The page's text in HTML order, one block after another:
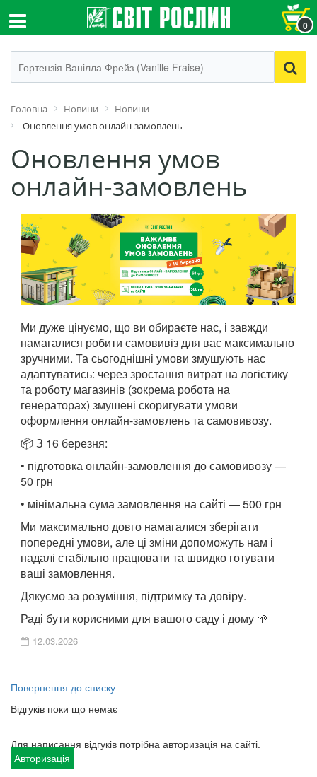
0
Головна Новини
Новини
Оновлення умов онлайн-замовлень
Оновлення умов
онлайн-замовлень
Ми дуже цінуємо, що ви обираєте нас, і завжди
намагалися робити самовивіз для вас максимально
зручними. Та сьогоднішні умови змушують нас
адаптуватись: через зростання витрат на логістику
та роботу магазинів (зокрема робота на
генераторах) змушені скоригувати умови
оформлення онлайн-замовлень та самовивозу.
📦 З 16 березня:
• підготовка онлайн-замовлення до самовивозу —
50 грн
• мінімальна сума замовлення на сайті — 500 грн
Ми максимально довго намагалися зберігати
попередні умови, але ці зміни допоможуть нам і
надалі стабільно працювати та швидко готувати
ваші замовлення.
Дякуємо за розуміння, підтримку та довіру.
Раді бути корисними для вашого саду і дому 🌱
12.03.2026
Повернення до списку
Відгуків поки що немає
Для написання відгуків потрібна авторизація на сайті.
Авторизація